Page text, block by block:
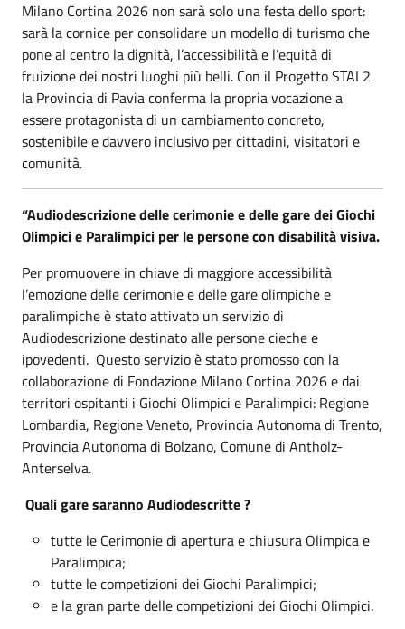
Milano Cortina 2026 non sarà solo una festa dello sport:
sarà la cornice per consolidare un modello di turismo che
pone al centro la dignità, l’accessibilità e l’equità di
fruizione dei nostri luoghi più belli. Con il Progetto STAI 2
la Provincia di Pavia conferma la propria vocazione a
essere protagonista di un cambiamento concreto,
sostenibile e davvero inclusivo per cittadini, visitatori e
comunità.
“Audiodescrizione delle cerimonie e delle gare dei Giochi
Olimpici e Paralimpici per le persone con disabilità visiva.
Per promuovere in chiave di maggiore accessibilità
l’emozione delle cerimonie e delle gare olimpiche e
paralimpiche è stato attivato un servizio di
Audiodescrizione destinato alle persone cieche e
ipovedenti. Questo servizio è stato promosso con la
collaborazione di Fondazione Milano Cortina 2026 e dai
territori ospitanti i Giochi Olimpici e Paralimpici: Regione
Lombardia, Regione Veneto, Provincia Autonoma di Trento,
Provincia Autonoma di Bolzano, Comune di Antholz-
Anterselva.
Quali gare saranno Audiodescritte ?
tutte le Cerimonie di apertura e chiusura Olimpica e
Paralimpica;
tutte le competizioni dei Giochi Paralimpici;
e la gran parte delle competizioni dei Giochi Olimpici.